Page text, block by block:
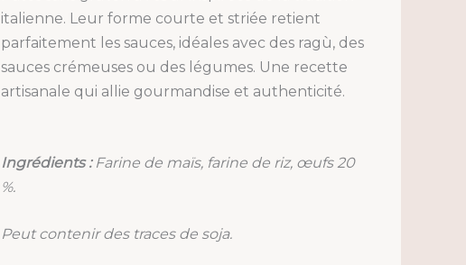
italienne. Leur forme courte et striée retient
parfaitement les sauces, idéales avec des ragù, des
sauces crémeuses ou des légumes. Une recette
artisanale qui allie gourmandise et authenticité.
Ingrédients : Farine de maïs, farine de riz, œufs 20
%.
Peut contenir des traces de soja.